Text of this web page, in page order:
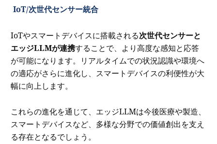
IoT/次世代センサー統合
IoTやスマートデバイスに搭載される次世代センサーと
エッジLLMが連携することで、より高度な感知と応答
が可能になります。リアルタイムでの状況認識や環境へ
の適応がさらに進化し、スマートデバイスの利便性が大
幅に向上します。
これらの進化を通じて、エッジLLMは今後医療や製造、
スマートデバイスなど、多様な分野での価値創出を支え
る存在となるでしょう。